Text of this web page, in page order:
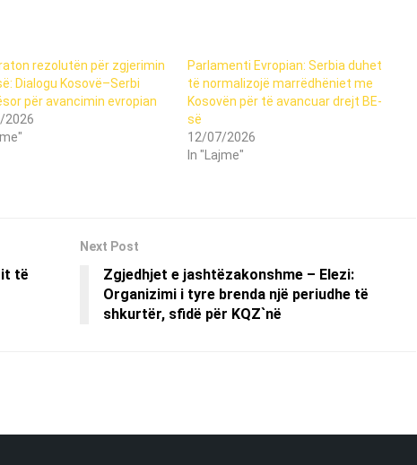
rezolutën për zgjerimin
Dialogu Kosovë–Serbi
për avancimin evropian
2026
Parlamenti Evropian: Serbia duhet
të normalizojë marrëdhëniet me
Kosovën për të avancuar drejt BE-
së
12/07/2026
In "Lajme"
të
Next Post
Zgjedhjet e jashtëzakonshme – Elezi:
Organizimi i tyre brenda një periudhe të
shkurtër, sfidë për KQZ`në